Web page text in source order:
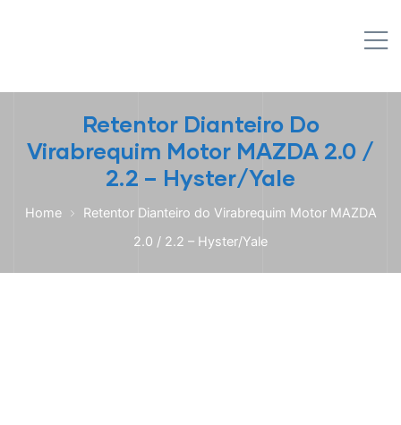
Retentor Dianteiro Do
Virabrequim Motor MAZDA 2.0 /
2.2 – Hyster/Yale
Home
Retentor Dianteiro do Virabrequim Motor MAZDA
2.0 / 2.2 – Hyster/Yale